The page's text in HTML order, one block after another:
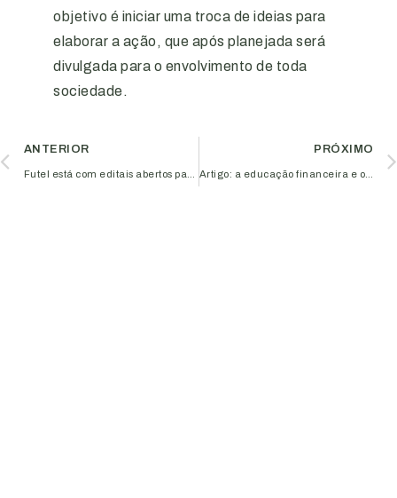
objetivo é iniciar uma troca de ideias para
elaborar a ação, que após planejada será
divulgada para o envolvimento de toda
sociedade.
ANTERIOR PRÓXIMO